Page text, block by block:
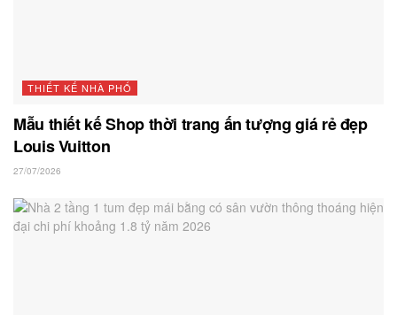
THIẾT KẾ NHÀ PHỐ
Mẫu thiết kế Shop thời trang ấn tượng giá rẻ đẹp
Louis Vuitton
27/07/2026